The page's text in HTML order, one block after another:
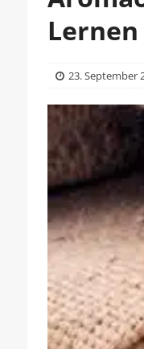
23. September